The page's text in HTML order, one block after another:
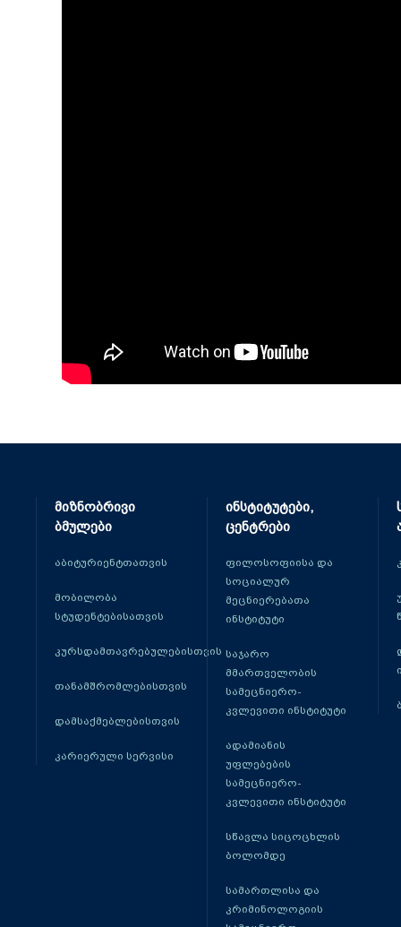
მიზნობრივი
ბმულები
აბიტურიენტთათვის
მობილობა
სტუდენტებისათვის
კურსდამთავრებულებისთვის
თანამშრომლებისთვის
დამსაქმებლებისთვის
კარიერული სერვისი
ინსტიტუტები,
ცენტრები
ფილოსოფიისა და
სოციალურ
მეცნიერებათა
ინსტიტუტი
საჯარო
მმართველობის
სამეცნიერო-
კვლევითი ინსტიტუტი
ადამიანის
უფლებების
სამეცნიერო-
კვლევითი ინსტიტუტი
სწავლა სიცოცხლის
ბოლომდე
სამართლისა და
კრიმინოლოგიის